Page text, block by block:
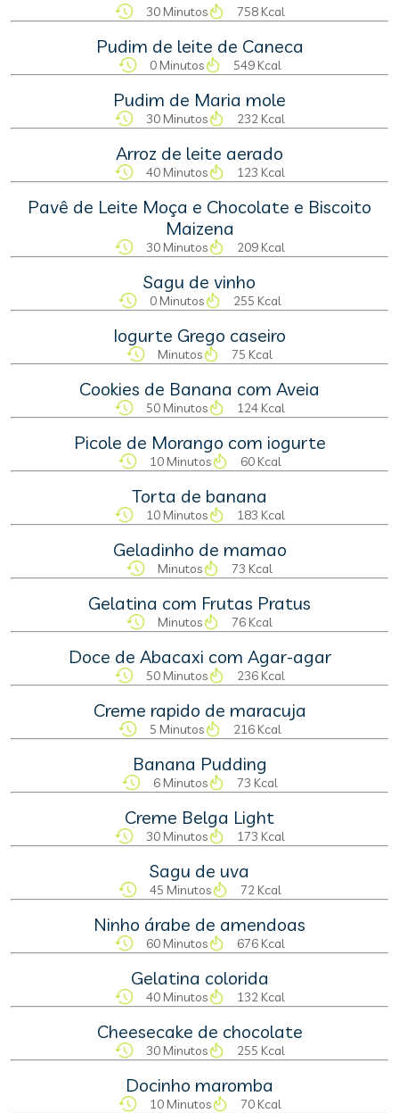
30 Minutos 758 Kcal
Pudim de leite de Caneca
0 Minutos 549 Kcal
Pudim de Maria mole
30 Minutos 232 Kcal
Arroz de leite aerado
40 Minutos 123 Kcal
Pavê de Leite Moça e Chocolate e Biscoito
Maizena
30 Minutos 209 Kcal
Sagu de vinho
0 Minutos 255 Kcal
Iogurte Grego caseiro
Minutos 75 Kcal
Cookies de Banana com Aveia
50 Minutos 124 Kcal
Picole de Morango com iogurte
10 Minutos 60 Kcal
Torta de banana
10 Minutos 183 Kcal
Geladinho de mamao
Minutos 73 Kcal
Gelatina com Frutas Pratus
Minutos 76 Kcal
Doce de Abacaxi com Agar-agar
50 Minutos 236 Kcal
Creme rapido de maracuja
5 Minutos 216 Kcal
Banana Pudding
6 Minutos 73 Kcal
Creme Belga Light
30 Minutos 173 Kcal
Sagu de uva
45 Minutos 72 Kcal
Ninho árabe de amendoas
60 Minutos 676 Kcal
Gelatina colorida
40 Minutos 132 Kcal
Cheesecake de chocolate
30 Minutos 255 Kcal
Docinho maromba
10 Minutos 70 Kcal